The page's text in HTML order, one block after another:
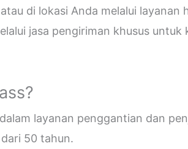
di lokasi Anda melalui layanan
jasa pengiriman khusus untuk
layanan penggantian dan
50 tahun.